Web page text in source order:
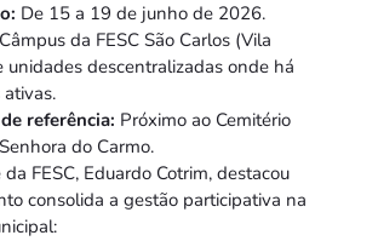
De 15 a 19 de junho de 2026.
Câmpus da FESC São Carlos (Vila
unidades descentralizadas onde há
referência: Próximo ao Cemitério
do Carmo.
FESC, Eduardo Cotrim, destacou
consolida a gestão participativa na